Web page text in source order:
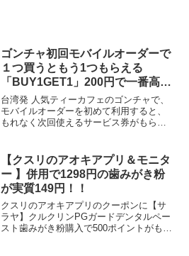
ゴンチャ初回モバイルオーダーで
１つ買うともう1つもらえる
「BUY1GET1」200円で一番高い
ドリンクもらえる
台湾発 人気ティーカフェのゴンチャで、
モバイルオーダーを初めて利用すると、
もれなく次回使えるサービス券がもらえ
で、次回ご注文時にお好きなドリンク1杯
プレゼ...
【クスリのアオキアプリ＆モニタ
ー 】併用で1298円の歯みがき粉
が実質149円！！
クスリのアオキアプリのクーポンに【サ
ラヤ】クルクリンPGガードデンタルペー
スト歯みがき粉購入で500ポイントがもら